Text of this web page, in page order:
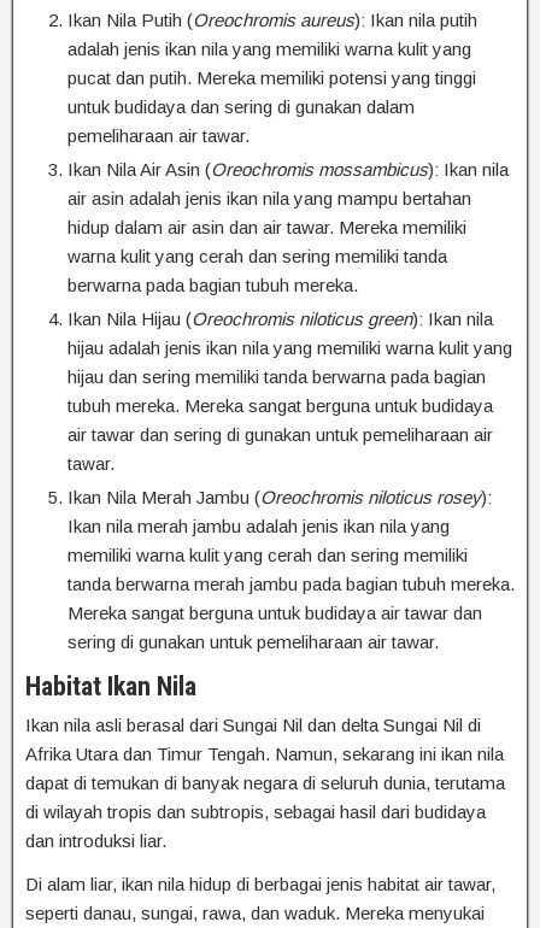
Ikan Nila Putih (Oreochromis aureus): Ikan nila putih
adalah jenis ikan nila yang memiliki warna kulit yang
pucat dan putih. Mereka memiliki potensi yang tinggi
untuk budidaya dan sering di gunakan dalam
pemeliharaan air tawar.
Ikan Nila Air Asin (Oreochromis mossambicus): Ikan nila
air asin adalah jenis ikan nila yang mampu bertahan
hidup dalam air asin dan air tawar. Mereka memiliki
warna kulit yang cerah dan sering memiliki tanda
berwarna pada bagian tubuh mereka.
Ikan Nila Hijau (Oreochromis niloticus green): Ikan nila
hijau adalah jenis ikan nila yang memiliki warna kulit yang
hijau dan sering memiliki tanda berwarna pada bagian
tubuh mereka. Mereka sangat berguna untuk budidaya
air tawar dan sering di gunakan untuk pemeliharaan air
tawar.
Ikan Nila Merah Jambu (Oreochromis niloticus rosey):
Ikan nila merah jambu adalah jenis ikan nila yang
memiliki warna kulit yang cerah dan sering memiliki
tanda berwarna merah jambu pada bagian tubuh mereka.
Mereka sangat berguna untuk budidaya air tawar dan
sering di gunakan untuk pemeliharaan air tawar.
Habitat Ikan Nila
Ikan nila asli berasal dari Sungai Nil dan delta Sungai Nil di
Afrika Utara dan Timur Tengah. Namun, sekarang ini ikan nila
dapat di temukan di banyak negara di seluruh dunia, terutama
di wilayah tropis dan subtropis, sebagai hasil dari budidaya
dan introduksi liar.
Di alam liar, ikan nila hidup di berbagai jenis habitat air tawar,
seperti danau, sungai, rawa, dan waduk. Mereka menyukai